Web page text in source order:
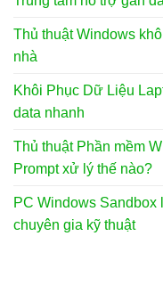
Thủ thuật Windows
nhà
Khôi Phục Dữ Liệu
data nhanh
Thủ thuật Phần mềm
Prompt xử lý thế nào?
PC Windows
chuyên gia kỹ thuật